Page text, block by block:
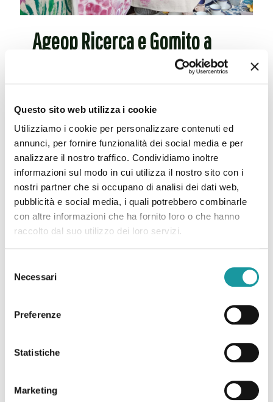
Questo sito web utilizza i cookie
Utilizziamo i cookie per personalizzare contenuti ed
annunci, per fornire funzionalità dei social media e per
analizzare il nostro traffico. Condividiamo inoltre
informazioni sul modo in cui utilizza il nostro sito con i
nostri partner che si occupano di analisi dei dati web,
pubblicità e social media, i quali potrebbero combinarle
con altre informazioni che ha fornito loro o che hanno
raccolto dal suo utilizzo dei loro servizi.
delNecessari
Preferenze
Statistiche
Marketing
Ageop Ricerca e Gomito a
collaborazione, è nata la produzione di borse in
tela, destinate all’estate e in edizione limitata
Leggi tutto
Via Massarenti 11 – 40138 Bologna Italy